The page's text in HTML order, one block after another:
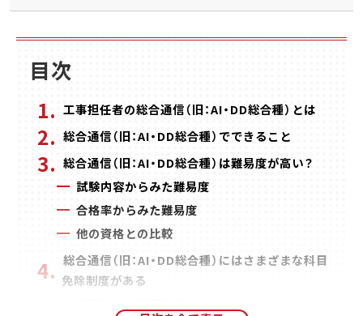
目次
工事担任者の総合通信（旧：AI・DD総合種）とは
総合通信（旧：AI・DD総合種）でできること
総合通信（旧：AI・DD総合種）は難易度が高い？
試験内容からみた難易度
合格率からみた難易度
他の資格との比較
総合通信（旧：AI・DD総合種）にはさまざまな科目
免除制度がある